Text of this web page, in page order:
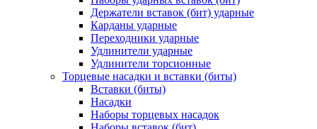
Держатели вставок (бит) ударные
Карданы ударные
Переходники ударные
Удлинители ударные
Удлинители торсионные
Торцевые насадки и вставки (биты)
Вставки (биты)
Насадки
Наборы торцевых насадок